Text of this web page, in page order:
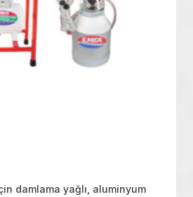
damlama yağlı, aluminyum